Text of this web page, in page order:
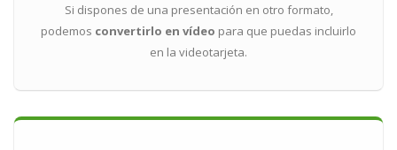
Si dispones de una presentación en otro formato,
podemos convertirlo en vídeo para que puedas incluirlo
en la videotarjeta.